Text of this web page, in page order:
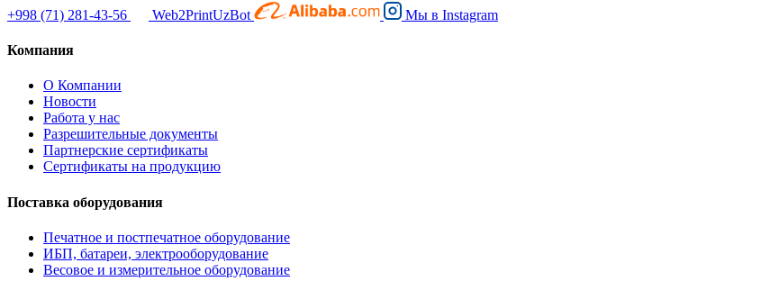
+998 (71) 281-43-56 Web2PrintUzBot Мы в Instagram
Компания
О Компании
Новости
Работа у нас
Разрешительные документы
Партнерские сертификаты
Сертификаты на продукцию
Поставка оборудования
Печатное и постпечатное оборудование
ИБП, батареи, электрооборудование
Весовое и измерительное оборудование